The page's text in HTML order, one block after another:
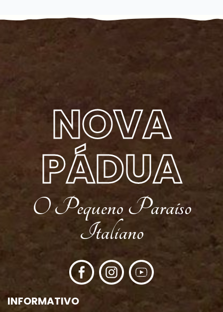
Conteúdo Rodapé
NOVA
PÁDUA
O Pequeno Paraíso
Italiano
INFORMATIVO